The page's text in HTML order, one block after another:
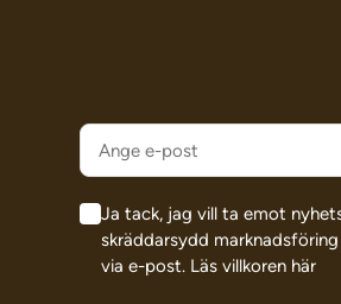
Ja tack, jag vill ta emot
skräddarsydd
via e-post. Läs villkoren här